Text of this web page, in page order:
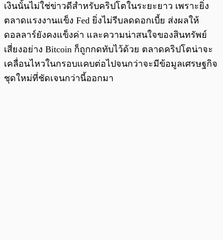
เงินนั้นไม่ใช่ข่าวดีสำหรับคริปโตในระยะยาว เพราะยิ่ง
ตลาดแรงงานแข็ง Fed ยิ่งไม่รีบลดดอกเบี้ย ส่งผลให้
ดอลลาร์ยังคงแข็งค่า และความน่าสนใจของสินทรัพย์
เสี่ยงอย่าง Bitcoin ก็ถูกกดทับไว้ด้วย ตลาดคริปโตน่าจะ
เคลื่อนไหวในกรอบแคบต่อไปจนกว่าจะมีข้อมูลเศรษฐกิจ
ชุดใหม่ที่ชัดเจนกว่านี้ออกมา